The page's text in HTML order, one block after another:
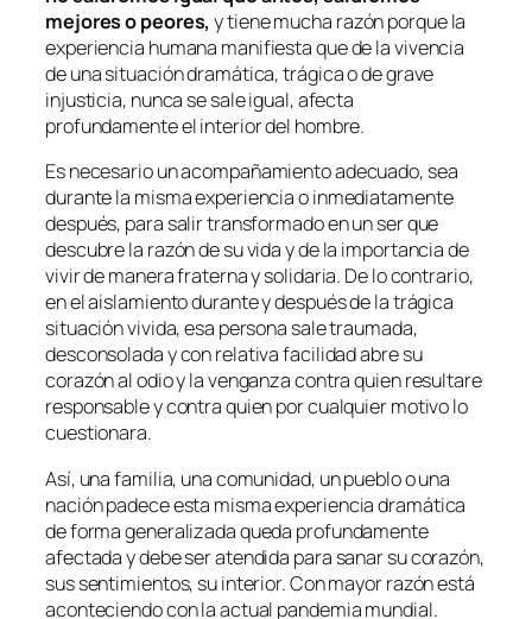
mejores o peores, y tiene mucha razón porque la
experiencia humana manifiesta que de la vivencia
de una situación dramática, trágica o de grave
injusticia, nunca se sale igual, afecta
profundamente el interior del hombre.
Es necesario un acompañamiento adecuado, sea
durante la misma experiencia o inmediatamente
después, para salir transformado en un ser que
descubre la razón de su vida y de la importancia de
vivir de manera fraterna y solidaria. De lo contrario,
en el aislamiento durante y después de la trágica
situación vivida, esa persona sale traumada,
desconsolada y con relativa facilidad abre su
corazón al odio y la venganza contra quien resultare
responsable y contra quien por cualquier motivo lo
cuestionara.
Así, una familia, una comunidad, un pueblo o una
nación padece esta misma experiencia dramática
de forma generalizada queda profundamente
afectada y debe ser atendida para sanar su corazón,
sus sentimientos, su interior. Con mayor razón está
aconteciendo con la actual pandemia mundial.